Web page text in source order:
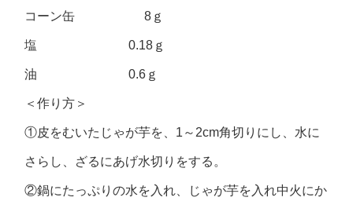
コーン缶 8ｇ
塩 0.18ｇ
油 0.6ｇ
＜作り方＞
①皮をむいたじゃが芋を、1～2cm角切りにし、水に
さらし、ざるにあげ水切りをする。
②鍋にたっぷりの水を入れ、じゃが芋を入れ中火にか